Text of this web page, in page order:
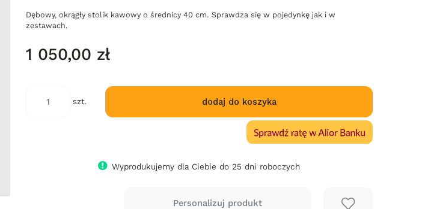
Dębowy, okrągły stolik kawowy o średnicy 40 cm. Sprawdza się w pojedynkę jak i w
zestawach.
1 050,00 zł
szt. dodaj do koszyka
Wyprodukujemy dla Ciebie do 25 dni roboczych